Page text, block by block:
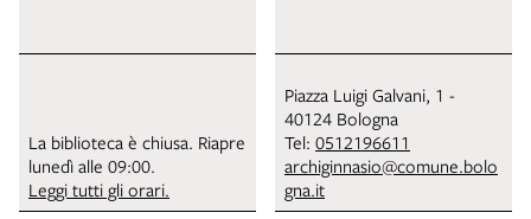
La biblioteca è chiusa. Riapre
lunedì alle 09:00.
Leggi tutti gli orari.
Piazza Luigi Galvani, 1 -
40124 Bologna
Tel: 0512196611
archiginnasio@comune.bolo
gna.it